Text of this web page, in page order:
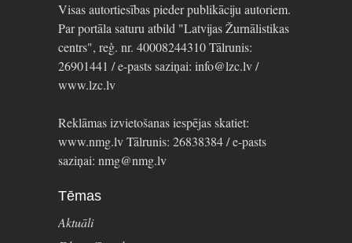
Visas autortiesības pieder publikāciju autoriem.
Par portāla saturu atbild "Latvijas Žurnālistikas
centrs", reģ. nr. 40008244310 Tālrunis:
26901441 / e-pasts saziņai: info@lzc.lv /
www.lzc.lv
Reklāmas izvietošanas iespējas skatiet:
www.nmg.lv Tālrunis: 26838384 / e-pasts
saziņai: nmg@nmg.lv
Tēmas
Aktuāli